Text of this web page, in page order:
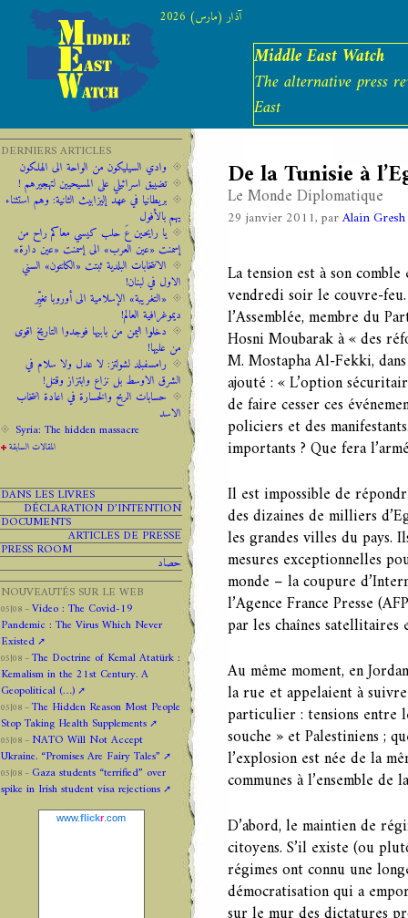
Middle East Watch
The alternative press
East
آذار (مارس) 2026
De la Tunisie à
Le Monde Diplomatique
29 janvier 2011, parAlain Gresh
La tension est à son
vendredi soir le couvre-
l’Assemblée, membre du
Hosni Moubarak à « des
M. Mostapha Al-Fekki,
ajouté : « L’option
de faire cesser ces
policiers et des
importants ? Que fera
Il est impossible de
des dizaines de milliers
les grandes villes du
mesures exceptionnelles
monde – la coupure
l’Agence France Presse
par les chaînes satellitaires
Au même moment, en
la rue et appelaient à
particulier : tensions entre
souche » et Palestiniens ;
l’explosion est née de la
communes à l’ensemble de
D’abord, le maintien de
citoyens. S’il existe (ou
régimes ont connu une
démocratisation qui a
DERNIERS ARTICLES
وادي السيليكون من الواحة الى الهلكون
تضييق اسرائيلي على المسيحيين لتهجيرهم !
‫‫بريطانيا ‫في ‫عهد‬‬ ‫إليزابيث‬ ‫الثانية:‬‬ ‬‬وهم ‫استثناء
‫يهم‬ ‫بالأفول‬ ‬
يا رايحين عَ حلب كيسي معاكم راح من
إسمنت «عين العرب» الى إسمنت «عين دارة»
الانتخابات البلدية ثبتت «الكانتون» السني
الاول في لبنان!
«التغريبة» الإسلامية الى أوروبا تغيِّر
ديموغرافية العالم!
دخلوا اليمن من بابيها فوجدوا التاريخ اقوى
من عليها!
رامسفبلد لشولتز: لا عدل ولا سلام في
الشرق الاوسط بل نزاع وابتزاز وقتل!
حسابات الربح والخسارة في اعادة انتخاب
الاسد
Syria: The hidden massacre
المقالات السابقة
DANS LES LIVRES
DÉCLARATION D’INTENTION
DOCUMENTS
ARTICLES DE PRESSE
PRESS ROOM
حصاد
NOUVEAUTÉS SUR LE WEB
05|08 –Video : The Covid-19
Pandemic : The Virus Which Never
Existed
05|08 –The Doctrine of Kemal Atatürk :
Kemalism in the 21st Century. A
Geopolitical (…)
05|08 –The Hidden Reason Most People
Stop Taking Health Supplements
05|08 – NATO Will Not Accept
Ukraine. “Promises Are Fairy Tales”
05|08 – Gaza students “terrified” over
spike in Irish student visa rejections
www.flickr.com